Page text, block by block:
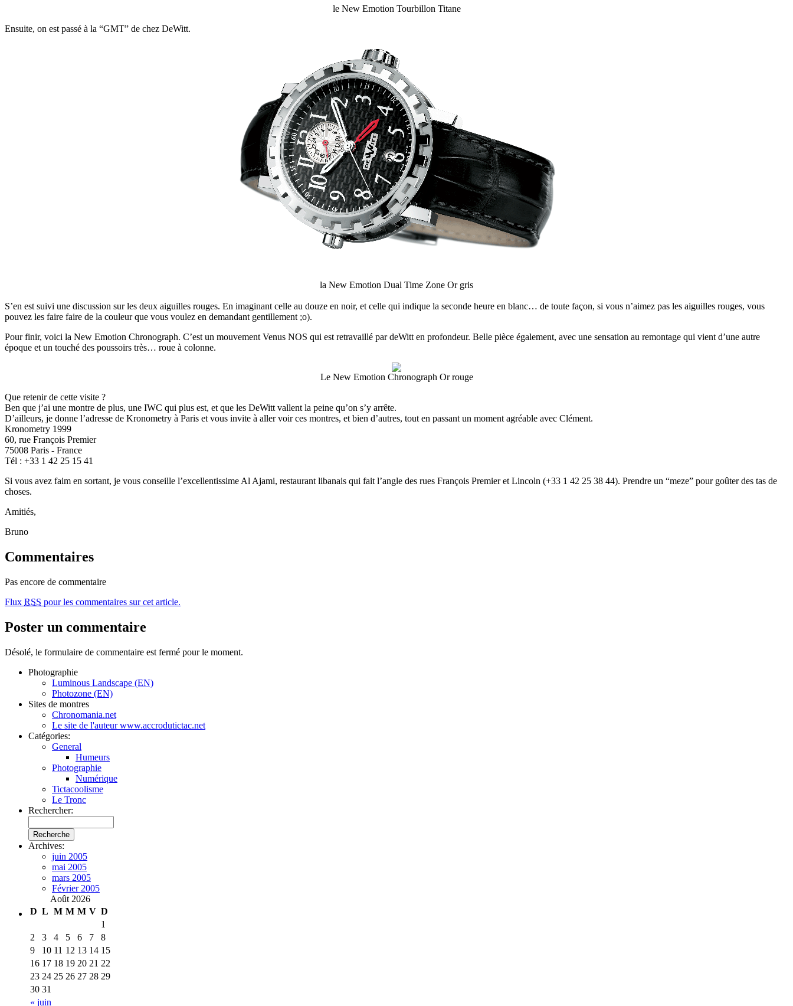
le New Emotion Tourbillon Titane
Ensuite, on est passé à la “GMT” de chez DeWitt.
la New Emotion Dual Time Zone Or gris
S’en est suivi une discussion sur les deux aiguilles rouges. En imaginant celle au douze en noir, et celle qui indique la seconde heure en blanc… de toute façon, si vous n’aimez pas les aiguilles rouges, vous
pouvez les faire faire de la couleur que vous voulez en demandant gentillement ;o).
Pour finir, voici la New Emotion Chronograph. C’est un mouvement Venus NOS qui est retravaillé par deWitt en profondeur. Belle pièce également, avec une sensation au remontage qui vient d’une autre
époque et un touché des poussoirs très… roue à colonne.
Le New Emotion Chronograph Or rouge
Que retenir de cette visite ?
Ben que j’ai une montre de plus, une IWC qui plus est, et que les DeWitt vallent la peine qu’on s’y arrête.
D’ailleurs, je donne l’adresse de Kronometry à Paris et vous invite à aller voir ces montres, et bien d’autres, tout en passant un moment agréable avec Clément.
Kronometry 1999
60, rue François Premier
75008 Paris - France
Tél : +33 1 42 25 15 41
Si vous avez faim en sortant, je vous conseille l’excellentissime Al Ajami, restaurant libanais qui fait l’angle des rues François Premier et Lincoln (+33 1 42 25 38 44). Prendre un “meze” pour goûter des tas de
choses.
Amitiés,
Bruno
Commentaires
Pas encore de commentaire
Flux RSS pour les commentaires sur cet article.
Poster un commentaire
Désolé, le formulaire de commentaire est fermé pour le moment.
Photographie
Luminous Landscape (EN)
Photozone (EN)
Sites de montres
Chronomania.net
Le site de l'auteur www.accrodutictac.net
Catégories:
General
Humeurs
Photographie
Numérique
Tictacoolisme
Le Tronc
Rechercher:
Archives:
juin 2005
mai 2005
mars 2005
Février 2005
Août 2026
D L M M M V D
« juin
1
2
3 4 5 6 7
8
9
10 11 12 13 14 15
16 17 18 19 20 21 22
23 24 25 26 27 28 29
30 31